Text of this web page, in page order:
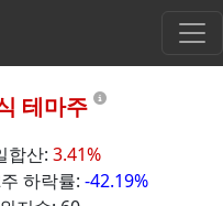
테마주 Information
합산: 3.41%
하락률: -42.19%